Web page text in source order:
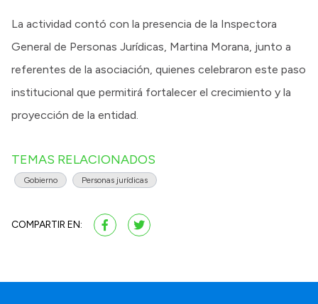
La actividad contó con la presencia de la Inspectora
General de Personas Jurídicas, Martina Morana, junto a
referentes de la asociación, quienes celebraron este paso
institucional que permitirá fortalecer el crecimiento y la
proyección de la entidad.
TEMAS RELACIONADOS
Gobierno Personas jurídicas
COMPARTIR EN: